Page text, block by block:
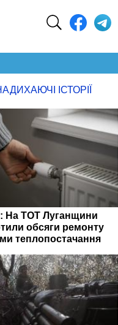
ІСТОРІЇ
На ТОТ Луганщини
обсяги ремонту
теплопостачання